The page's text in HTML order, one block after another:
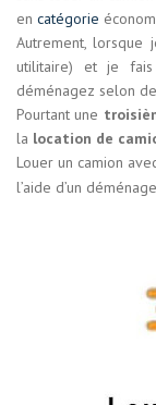
en catégorie
Autrement, lorsque
utilitaire) et je fais
déménagez selon
Pourtant une
la location de
Louer un camion
l’aide d’un